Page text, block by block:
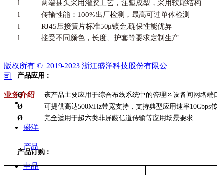
l
两端插头采用灌胶工艺 ，注塑成型，采用软尾结构
l
传输性能：100%出厂检测，最高可过单体检测
l
RJ45压接簧片标准50μ镀金,确保性能优异
l
接受不同颜色，长度、护套等要求定制生产
产品应用：
Ø 该产品主要应用于综合布线系统中的管理 区设备间网络端
Ø
可提供高达500MHz带宽支持，支持典型应用速率10Gbps
Ø
完全适用于超六类非屏蔽信道传输等应用场景要求
产品订购：
版权所有 ©  2019-2023 浙江盛洋科技股份有限公
司
业务介绍
盛洋
产品
中品